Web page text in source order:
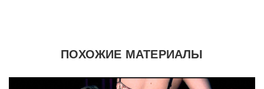
ПОХОЖИЕ МАТЕРИАЛЫ